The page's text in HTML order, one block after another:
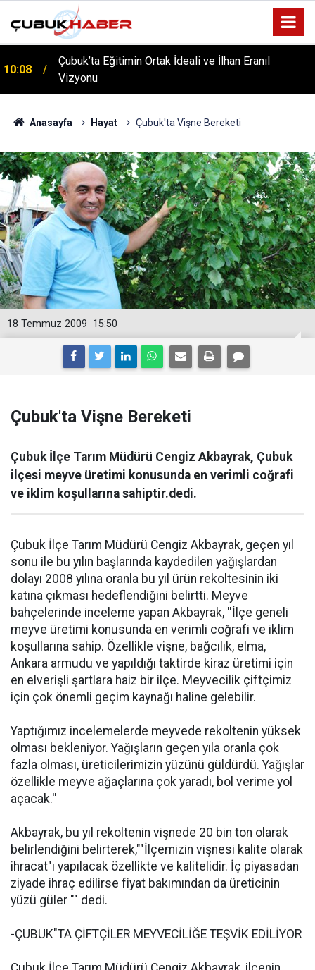
10:08
Çubuk’ta Eğitimin Ortak İdeali ve İlhan Eranıl
Vizyonu
12:06
ÇUBUK’TA ‘YAZA MERHABA’ COŞKUSU: Kursiyerler
Gönüllerince Eğlendi!
Anasayfa Hayat Çubuk'ta Vişne Bereketi
15:50
18 Temmuz 2009
Çubuk'ta Vişne Bereketi
Çubuk İlçe Tarım Müdürü Cengiz Akbayrak, Çubuk
ilçesi meyve üretimi konusunda en verimli coğrafi
ve iklim koşullarına sahiptir.dedi.
Çubuk İlçe Tarım Müdürü Cengiz Akbayrak, geçen yıl
sonu ile bu yılın başlarında kaydedilen yağışlardan
dolayı 2008 yılına oranla bu yıl ürün rekoltesinin iki
katına çıkması hedeflendiğini belirtti. Meyve
bahçelerinde inceleme yapan Akbayrak, ''İlçe geneli
meyve üretimi konusunda en verimli coğrafi ve iklim
koşullarına sahip. Özellikle vişne, bağcılık, elma,
Ankara armudu ve yapıldığı taktirde kiraz üretimi için
en elverişli şartlara haiz bir ilçe. Meyvecilik çiftçimiz
için çok önemli geçim kaynağı haline gelebilir.
Yaptığımız incelemelerde meyvede rekoltenin yüksek
olması bekleniyor. Yağışların geçen yıla oranla çok
fazla olması, üreticilerimizin yüzünü güldürdü. Yağışlar
özellikle meyve ağaçlarına çok yaradı, bol verime yol
açacak.''
Akbayrak, bu yıl rekoltenin vişnede 20 bin ton olarak
belirlendiğini belirterek,""İlçemizin vişnesi kalite olarak
ihracat"ı yapılacak özellikte ve kalitelidir. İç piyasadan
ziyade ihraç edilirse fiyat bakımından da üreticinin
yüzü güler "" dedi.
-ÇUBUK"TA ÇİFTÇİLER MEYVECİLİĞE TEŞVİK EDİLİYOR